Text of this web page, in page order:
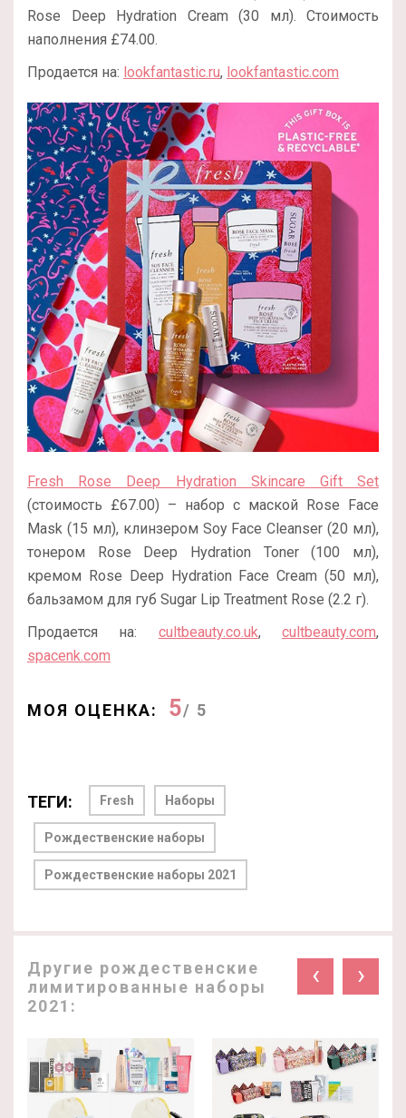
Rose Deep Hydration Cream (30 мл). Стоимость
наполнения £74.00.
Продается на: lookfantastic.ru, lookfantastic.com
Fresh Rose Deep Hydration Skincare Gift Set
(стоимость £67.00) – набор с маской Rose Face
Mask (15 мл), клинзером Soy Face Cleanser (20 мл),
тонером Rose Deep Hydration Toner (100 мл),
кремом Rose Deep Hydration Face Cream (50 мл),
бальзамом для губ Sugar Lip Treatment Rose (2.2 г).
Продается на: cultbeauty.co.uk,cultbeauty.com,
spacenk.com
МОЯ ОЦЕНКА: 5/ 5
ТЕГИ: Fresh Наборы
Рождественские наборы
Рождественские наборы 2021
Другие рождественские
лимитированные наборы
2021:
‹ ›